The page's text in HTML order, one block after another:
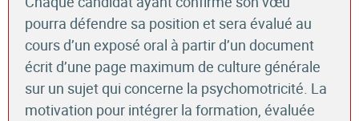
pourra défendre sa position et sera évalué au
cours d’un exposé oral à partir d’un document
écrit d’une page maximum de culture générale
sur un sujet qui concerne la psychomotricité. La
motivation pour intégrer la formation, évaluée